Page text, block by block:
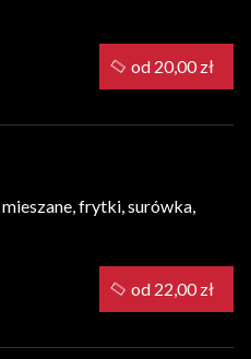
frytki, surówka,